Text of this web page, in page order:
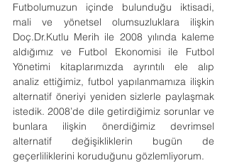
Futbolumuzun içinde bulunduğu iktisadi,
mali ve yönetsel olumsuzluklara ilişkin
Doç.Dr.Kutlu Merih ile 2008 yılında kaleme
aldığımız ve Futbol Ekonomisi ile Futbol
Yönetimi kitaplarımızda ayrıntılı ele alıp
analiz ettiğimiz, futbol yapılanmamıza ilişkin
alternatif öneriyi yeniden sizlerle paylaşmak
istedik. 2008’de dile getirdiğimiz sorunlar ve
bunlara ilişkin önerdiğimiz devrimsel
alternatif değişikliklerin bugün de
geçerliliklerini koruduğunu gözlemliyorum.